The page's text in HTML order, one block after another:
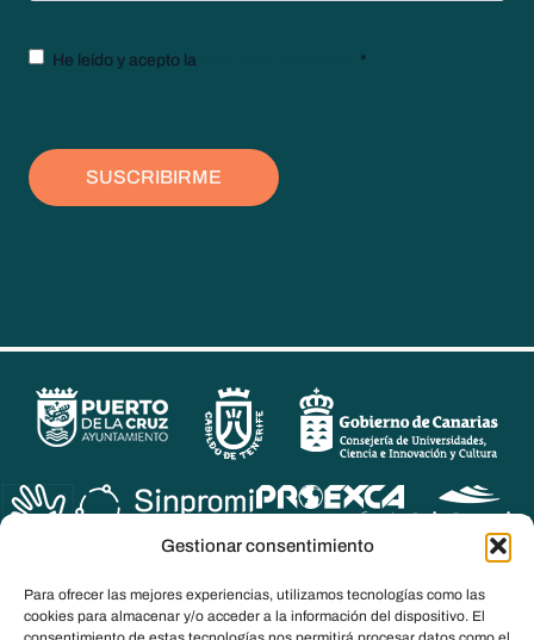
Gestionar consentimiento
Para ofrecer las mejores experiencias, utilizamos tecnologías como las
cookies para almacenar y/o acceder a la información del dispositivo. El
TextoHe leído y acepto la *
SUSCRIBIRME